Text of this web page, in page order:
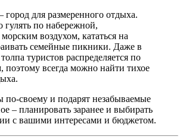
город для размеренного отдыха.
гулять по набережной,
воздухом, кататься на
семейные пикники. Даже в
толпа туристов распределяется по
поэтому всегда можно найти тихое
по-своему и подарят незабываемые
– планировать заранее и выбирать
с вашими интересами и бюджетом.